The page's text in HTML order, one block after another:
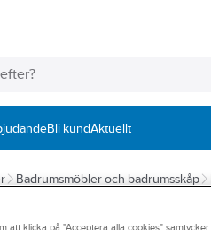
Bli kundAktuellt
Badrumsmöbler och badrumsskåp